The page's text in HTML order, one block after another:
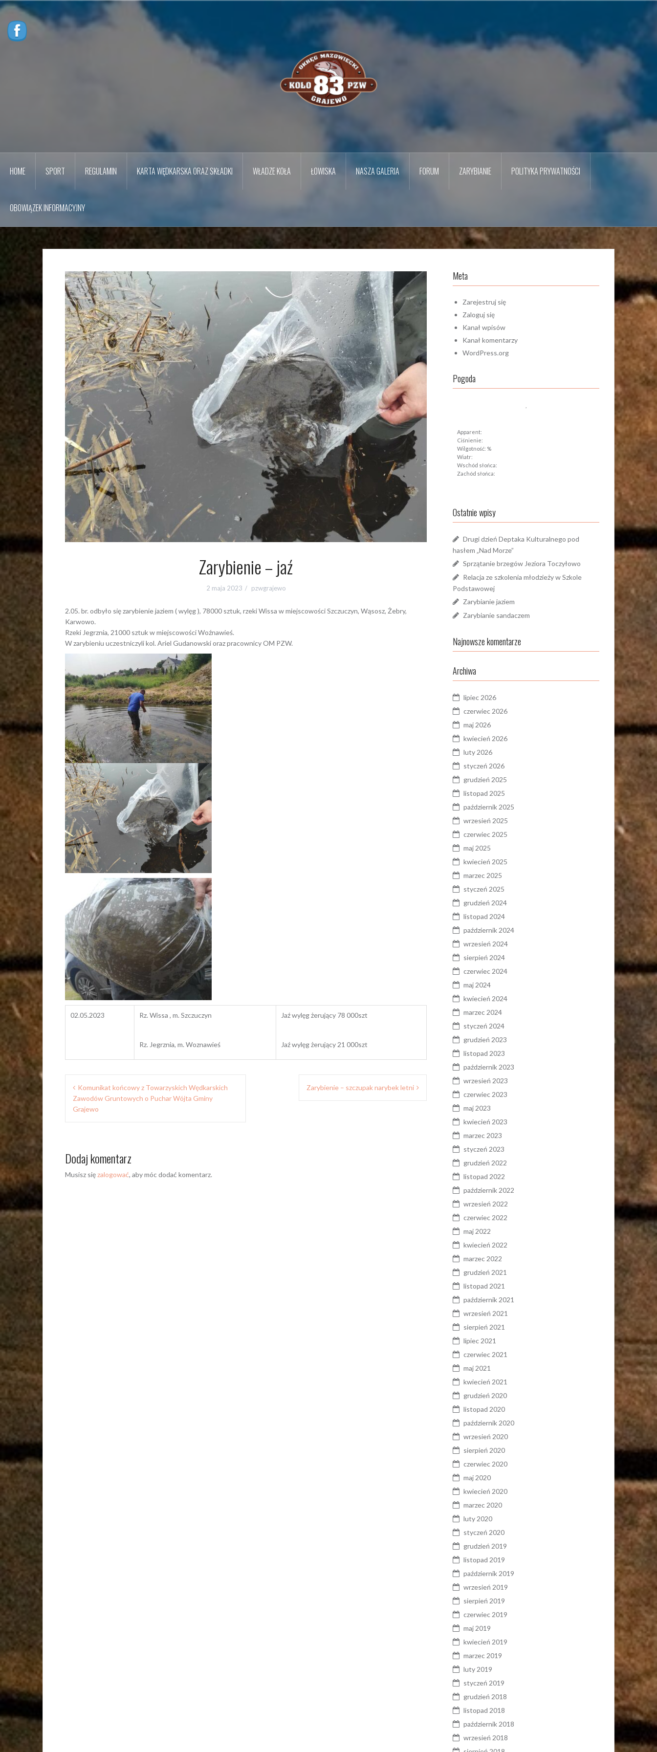
Przejdź
treści
HOME SPORT REGULAMIN KARTA WĘDKARSKA ORAZ SKŁADKI WŁADZE KOŁA ŁOWISKA NASZA GALERIA FORUM ZARYBIANIE POLITYKA PRYWATNOŚCI
OBOWIĄZEK INFORMACYJNY
Zarybienie – jaź
2 maja 2023 pzwgrajewo
2.05. br. odbyło się zarybienie jaziem ( wylęg ), 78000 sztuk, rzeki Wissa w miejscowości Szczuczyn, Wąsosz, Żebry,
Karwowo.
Rzeki Jegrznia, 21000 sztuk w miejscowości Woźnawieś.
W zarybieniu uczestniczyli kol. Ariel Gudanowski oraz pracownicy OM PZW.
02.05.2023 Rz. Wissa , m. Szczuczyn
Rz. Jegrznia, m. Woznawieś
Jaź wylęg żerujący 78 000szt
Jaź wylęg żerujący 21 000szt
Nawigacja
wpisu
Komunikat końcowy z Towarzyskich Wędkarskich
Zawodów Gruntowych o Puchar Wójta Gminy
Grajewo
Zarybienie – szczupak narybek letni
Dodaj komentarz
Musisz sięzalogować, aby móc dodać komentarz.
Meta
Zarejestruj się
Zaloguj się
Kanał wpisów
Kanał komentarzy
WordPress.org
Pogoda
Apparent:
Ciśnienie:
Wilgotność: %
Wiatr:
Wschód słońca:
Zachód słońca:
Ostatnie wpisy
Drugi dzień Deptaka Kulturalnego pod
hasłem „Nad Morze”
Sprzątanie brzegów Jeziora Toczyłowo
Relacja ze szkolenia młodzieży w Szkole
Podstawowej
Zarybianie jaziem
Zarybianie sandaczem
Najnowsze komentarze
Archiwa
lipiec 2026
czerwiec 2026
maj 2026
kwiecień 2026
luty 2026
styczeń 2026
grudzień 2025
listopad 2025
październik 2025
wrzesień 2025
czerwiec 2025
maj 2025
kwiecień 2025
marzec 2025
styczeń 2025
grudzień 2024
listopad 2024
październik 2024
wrzesień 2024
sierpień 2024
czerwiec 2024
maj 2024
kwiecień 2024
marzec 2024
styczeń 2024
grudzień 2023
listopad 2023
październik 2023
wrzesień 2023
czerwiec 2023
maj 2023
kwiecień 2023
marzec 2023
styczeń 2023
grudzień 2022
listopad 2022
październik 2022
wrzesień 2022
czerwiec 2022
maj 2022
kwiecień 2022
marzec 2022
grudzień 2021
listopad 2021
październik 2021
wrzesień 2021
sierpień 2021
lipiec 2021
czerwiec 2021
maj 2021
kwiecień 2021
grudzień 2020
listopad 2020
październik 2020
wrzesień 2020
sierpień 2020
czerwiec 2020
maj 2020
kwiecień 2020
marzec 2020
luty 2020
styczeń 2020
grudzień 2019
listopad 2019
październik 2019
wrzesień 2019
sierpień 2019
czerwiec 2019
maj 2019
kwiecień 2019
marzec 2019
luty 2019
styczeń 2019
grudzień 2018
listopad 2018
październik 2018
wrzesień 2018